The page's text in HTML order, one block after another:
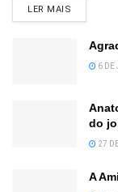
LER MAIS
6 DE
do
27
A